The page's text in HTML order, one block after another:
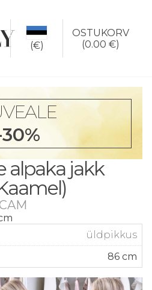
(€)
OSTUKORV
(0.00 €)
alpaka jakk
üld­pikkus
86 cm